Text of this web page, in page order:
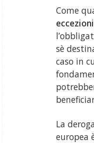
Come
eccezioni
sè
caso in
La
europea